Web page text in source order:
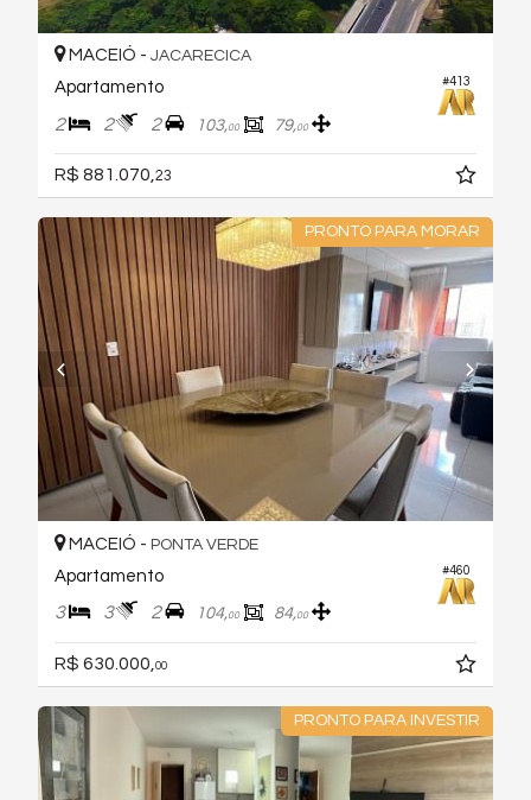
#413
MACEIÓ - JACARECICA
Apartamento
2 2 2 103,00 79,00
R$ 881.070,23
PRONTO PARA MORAR
#460
MACEIÓ - PONTA VERDE
Apartamento
3 3 2 104,00 84,00
R$ 630.000, 00
PRONTO PARA INVESTIR